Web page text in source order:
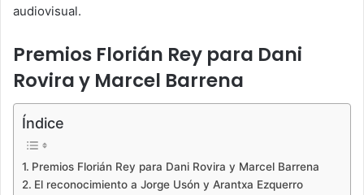
audiovisual.
Premios Florián Rey para Dani
Rovira y Marcel Barrena
Índice
Premios Florián Rey para Dani Rovira y Marcel Barrena
El reconocimiento a Jorge Usón y Arantxa Ezquerro